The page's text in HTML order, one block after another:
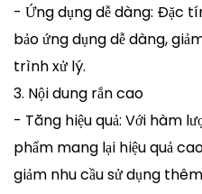
- Ứng dụng dễ dàng: Đặc
bảo ứng dụng dễ dàng,
trình xử lý.
3. Nội dung rắn cao
- Tăng hiệu quả: Với hàm
phẩm mang lại hiệu quả
giảm nhu cầu sử dụng